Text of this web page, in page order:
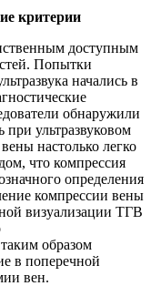
критерии
доступным
Попытки
начались в
обнаружили
ультразвуковом
настолько легко
что компрессия
определения
компрессии вены
визуализации ТГВ
образом
в поперечной
вен.